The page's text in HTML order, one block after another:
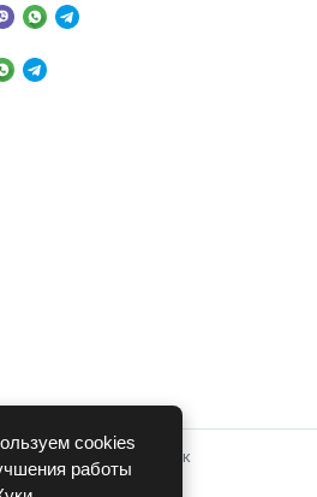
для авторазборок
CARRO.БИЗНЕС
cookies
работы